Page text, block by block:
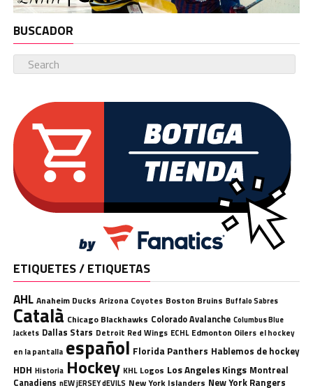
BUSCADOR
ETIQUETES / ETIQUETAS
AHL Anaheim Ducks Arizona Coyotes Boston Bruins Buffalo Sabres
Català Chicago Blackhawks Colorado Avalanche Columbus Blue
Jackets Dallas Stars Detroit Red Wings ECHL Edmonton Oilers el hockey
en la pantalla español Florida Panthers Hablemos de hockey
HDH Historia Hockey KHL Logos Los Angeles Kings Montreal
Canadiens nEW jERSEY dEVILS New York Islanders New York Rangers